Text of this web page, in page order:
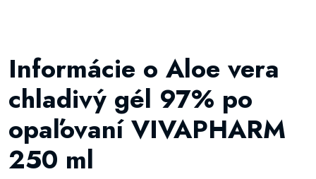
Informácie o Aloe vera
chladivý gél 97% po
opaľovaní VIVAPHARM
250 ml